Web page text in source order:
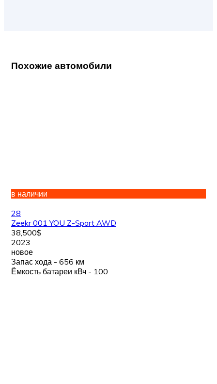
Похожие автомобили
в наличии
28
Zeekr 001 YOU Z-Sport AWD
38,500$
2023
новое
Запас хода - 656 км
Ёмкость батареи кВч - 100